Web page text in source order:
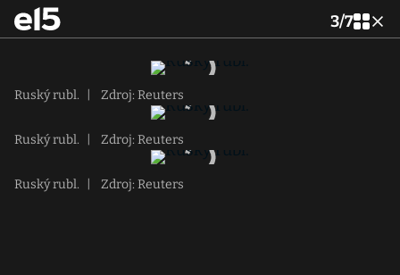
3/7
Ruský rubl. Zdroj: Reuters
Ruský rubl. Zdroj: Reuters
Ruský rubl. Zdroj: Reuters